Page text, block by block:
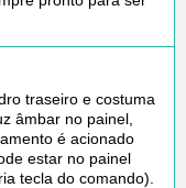
traseiro e costuma
âmbar no painel,
é acionado
estar no painel
tecla do comando).